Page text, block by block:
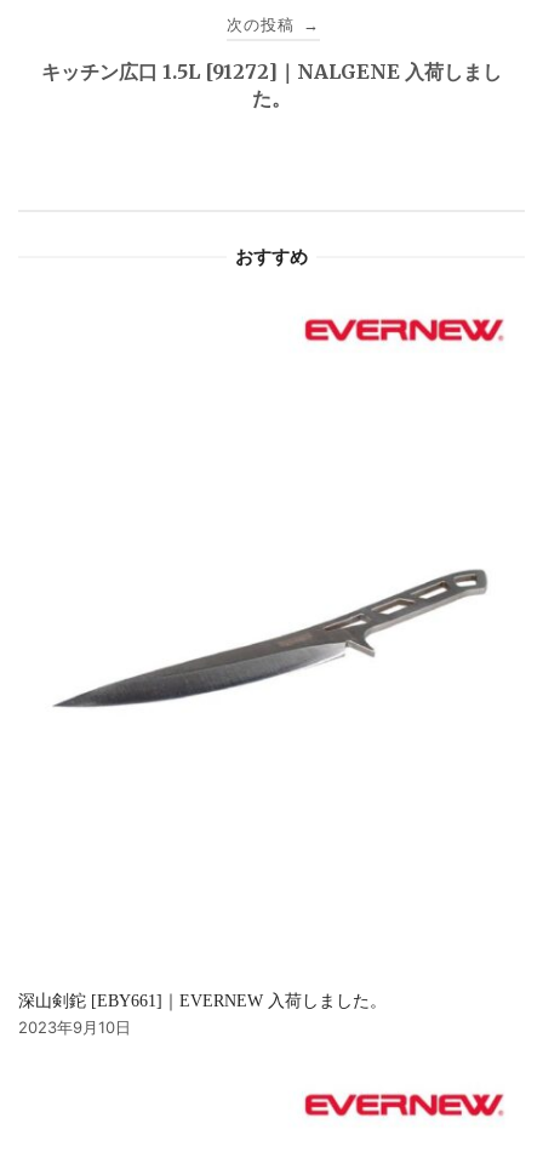
ゲ
次の投稿 →
キッチン広口 1.5L [91272]｜NALGENE 入荷しまし
た。
おすすめ
深山剣鉈 [EBY661]｜EVERNEW 入荷しました。
2023年9月10日